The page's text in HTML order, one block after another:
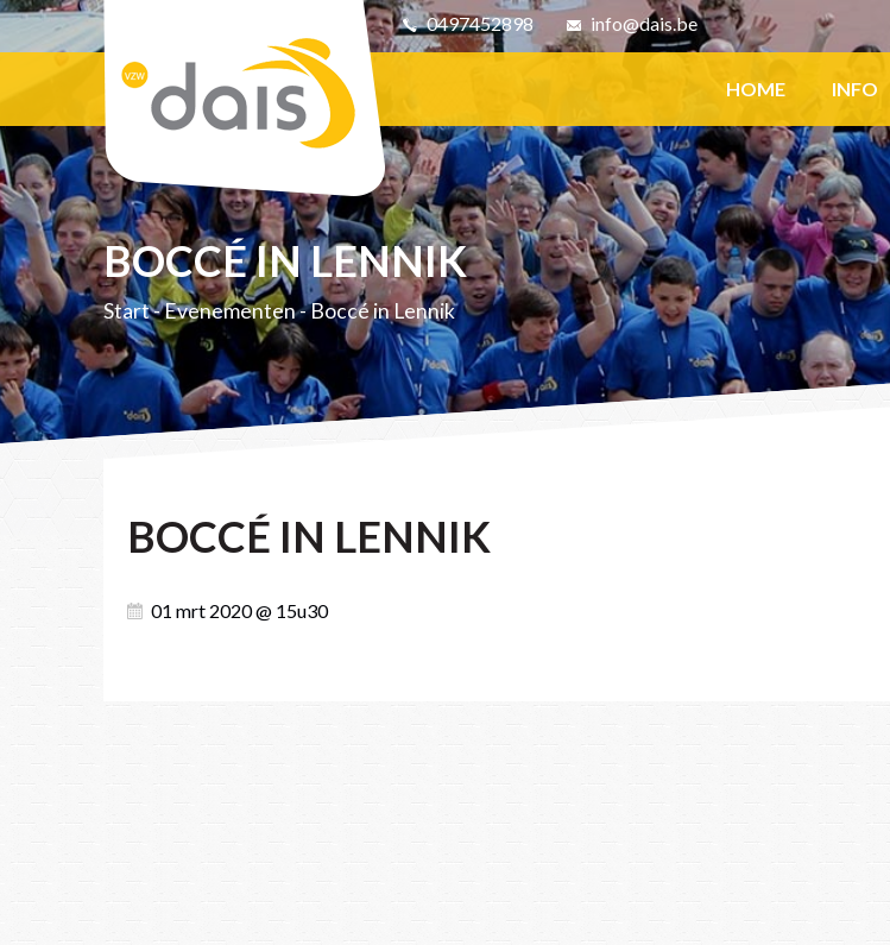
0497452898 info@dais.be Facebook
HOME INFO
BOCCÉ IN LENNIK
Start-Evenementen-Boccé in Lennik
BOCCÉ IN LENNIK
01 mrt 2020 @ 15u30